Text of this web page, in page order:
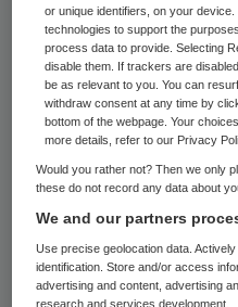
Rijnwaarden. Dat
woensdagavond,
oktober had
andere 45.000 euro
onrechtmatige wijze
Het CDA heeft
van de ex-voorzitter
en beraadt zich op
or unique identifiers, on your
technologies to support the
process data to provide. Selecting
disable them. If trackers are
be as relevant to you. You can
withdraw consent at any time by
bottom of the webpage. Your
more details, refer to our Privacy
Would you rather not? Then we only
these do not record any data about
We and our partners
Use precise geolocation data.
identification. Store and/or access
advertising and content, advertising
research and services development.